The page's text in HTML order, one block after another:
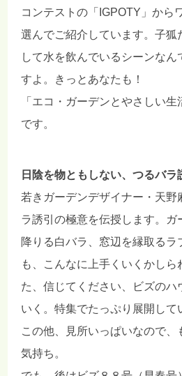
コンテストの「IGPOTY」から
選んでご紹介しています。子
して水を飲んでいるシーンな
すよ。きっとあなたも！
「エコ・ガーデンとやさしい
です。
日陰を物ともしない、つるバラ
若きガーデンデザイナー・天
ラ誘引の極意を伝授します。
降りる白バラ、窓辺を縁取る
も、こんなに上手くいくかし
た、信じてください、ビズの
いく。特集でたっぷり展開して
この他、見所いっぱいなので、
気持ち。